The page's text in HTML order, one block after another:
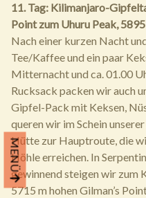
MENÜ
11. Tag: Kilimanjaro-
Point zum Uhuru Peak,
Nach einer kurzen Nacht
Tee/Kaffee und ein paar
Mitternacht und ca. 01.00
Rucksack packen wir auch
Gipfel-Pack mit Keksen,
queren wir im Schein
Hütte zur Hauptroute, die
Höhle erreichen. In
gewinnend steigen wir zum
5715 m hohen Gilman’s